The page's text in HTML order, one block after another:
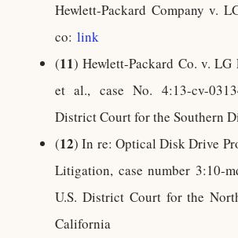
Hewlett-Packard Company v.
co: link
(11) Hewlett-Packard Co. v.
et al., case No. 4:13-cv-
District Court for the Southern
(12) In re: Optical Disk Drive
Litigation, case number 3:10-
U.S. District Court for the
California